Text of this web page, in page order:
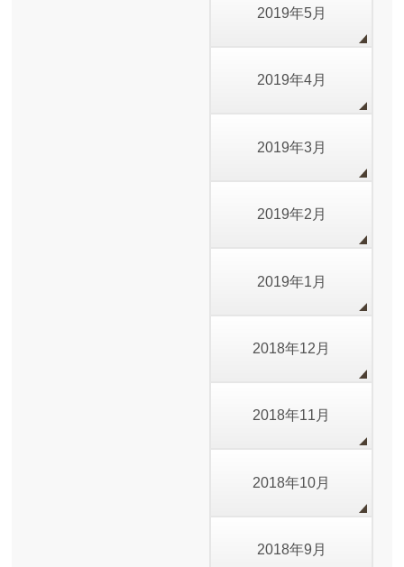
2019年5月
2019年4月
2019年3月
2019年2月
2019年1月
2018年12月
2018年11月
2018年10月
2018年9月